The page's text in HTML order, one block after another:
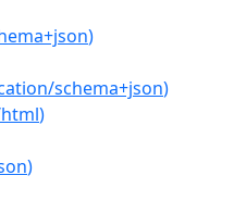
)
schema+json)
)
)